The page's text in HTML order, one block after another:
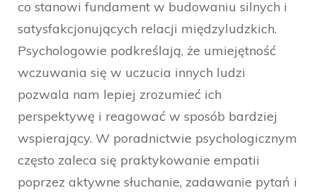
co stanowi fundament w budowaniu silnych i
satysfakcjonujących relacji międzyludzkich.
Psychologowie podkreślają, że umiejętność
wczuwania się w uczucia innych ludzi
pozwala nam lepiej zrozumieć ich
perspektywę i reagować w sposób bardziej
wspierający. W poradnictwie psychologicznym
często zaleca się praktykowanie empatii
poprzez aktywne słuchanie, zadawanie pytań i